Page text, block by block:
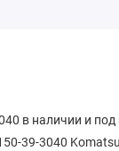
в наличии и под
39-3040